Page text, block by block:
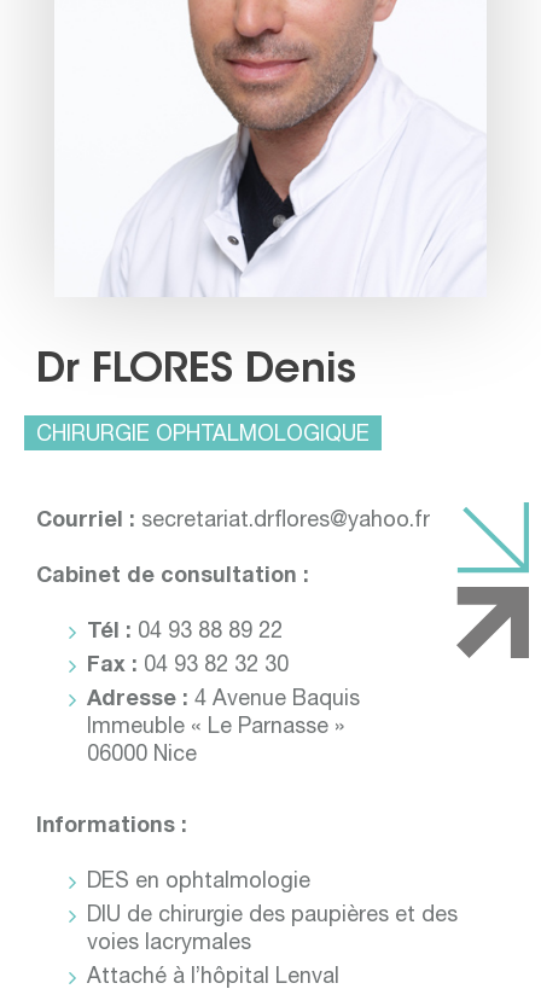
Dr FLORES Denis
CHIRURGIE OPHTALMOLOGIQUE
Courriel : secretariat.drflores@yahoo.fr
Cabinet de consultation :
Tél : 04 93 88 89 22
Fax : 04 93 82 32 30
Adresse :4 Avenue Baquis
Immeuble « Le Parnasse »
06000 Nice
Informations :
DES en ophtalmologie
DIU de chirurgie des paupières et des
voies lacrymales
Attaché à l’hôpital Lenval